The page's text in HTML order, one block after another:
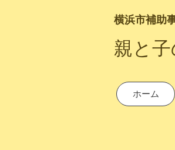
横浜市補助
親と
ホーム